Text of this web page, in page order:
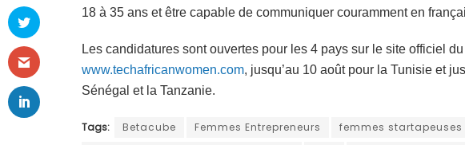
18 à 35 ans et être capable de communiquer couramment en
Les candidatures sont ouvertes pour les 4 pays sur le site officiel
www.techafricanwomen.com, jusqu’au 10 août pour la Tunisie et
Sénégal et la Tanzanie.
Tags: Betacube Femmes Entrepreneurs
femmes startapeuses